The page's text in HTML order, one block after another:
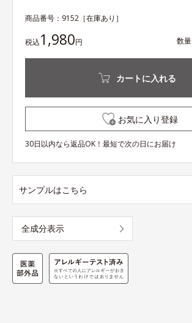
商品番号： 9152 ［在庫あり］
税込1,980円 数量
カートに入れる
お気に入り登録
30日以内なら返品OK！最短で次の日にお届け
サンプルはこちら
全成分表示